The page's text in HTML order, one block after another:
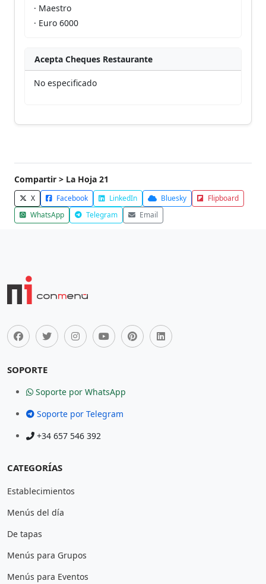
· Maestro
· Euro 6000
Acepta Cheques Restaurante
No especificado
Compartir > La Hoja 21
X Facebook LinkedIn Bluesky
Flipboard
WhatsApp
Telegram Email
SOPORTE
Soporte por WhatsApp
Soporte por Telegram
+34 657 546 392
CATEGORÍAS
Establecimientos
Menús del día
De tapas
Menús para Grupos
Menús para Eventos